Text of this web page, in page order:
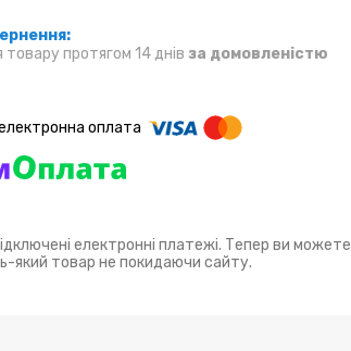
товару протягом 14 днів за домовленістю
електронні платежі. Тепер ви можете
який товар не покидаючи сайту.